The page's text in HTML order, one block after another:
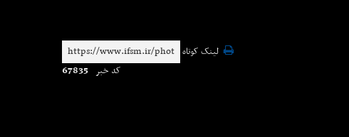
لینک کوتاه
کد خبر 67835